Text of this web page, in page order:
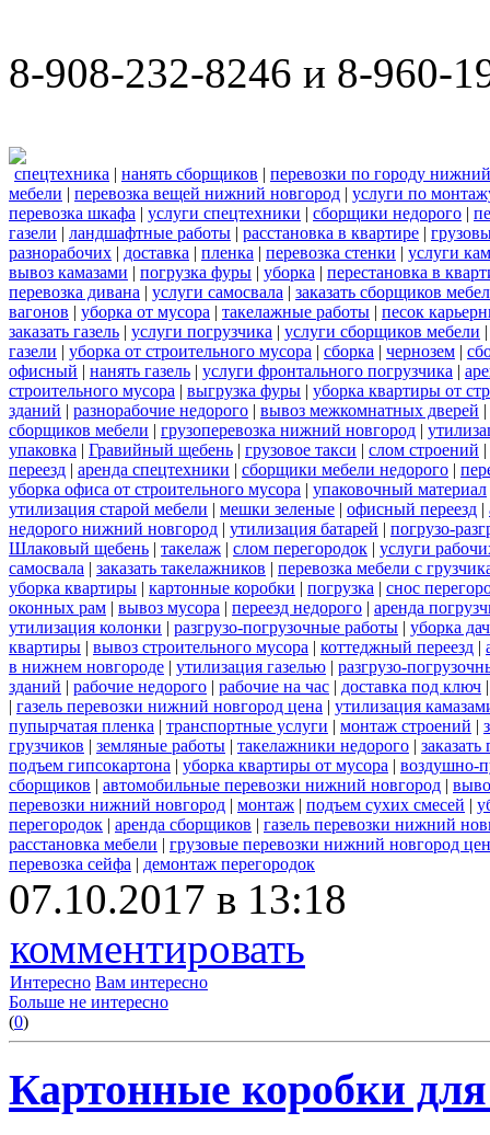
8-908-232-8246 и 8-960-
спецтехника | нанять сборщиков | перевозки по городу
мебели | перевозка вещей нижний новгород | услуги по
перевозка шкафа | услуги спецтехники | сборщики недорого |
газели | ландшафтные работы | расстановка в квартире |
разнорабочих | доставка | пленка | перевозка стенки | услуги
вывоз камазами | погрузка фуры | уборка | перестановка в
перевозка дивана | услуги самосвала | заказать сборщиков
вагонов | уборка от мусора | такелажные работы | песок
заказать газель | услуги погрузчика | услуги сборщиков мебели
газели | уборка от строительного мусора | сборка | чернозем |
офисный | нанять газель | услуги фронтального погрузчика |
строительного мусора | выгрузка фуры | уборка квартиры от
зданий | разнорабочие недорого | вывоз межкомнатных дверей |
сборщиков мебели | грузоперевозка нижний новгород |
упаковка | Гравийный щебень | грузовое такси | слом строений |
переезд | аренда спецтехники | сборщики мебели недорого |
уборка офиса от строительного мусора | упаковочный материал
утилизация старой мебели | мешки зеленые | офисный переезд |
недорого нижний новгород | утилизация батарей | погрузо-
Шлаковый щебень | такелаж | слом перегородок | услуги
самосвала | заказать такелажников | перевозка мебели с
уборка квартиры | картонные коробки | погрузка | снос
оконных рам | вывоз мусора | переезд недорого | аренда
утилизация колонки | разгрузо-погрузочные работы | уборка
квартиры | вывоз строительного мусора | коттеджный переезд |
в нижнем новгороде | утилизация газелью | разгрузо-
зданий | рабочие недорого | рабочие на час | доставка под ключ
| газель перевозки нижний новгород цена | утилизация
пупырчатая пленка | транспортные услуги | монтаж строений |
грузчиков | земляные работы | такелажники недорого |
подъем гипсокартона | уборка квартиры от мусора | воздушно-
сборщиков | автомобильные перевозки нижний новгород |
перевозки нижний новгород | монтаж | подъем сухих смесей |
перегородок | аренда сборщиков | газель перевозки нижний
расстановка мебели | грузовые перевозки нижний новгород
перевозка сейфа | демонтаж перегородок
07.10.2017 в 13:18
комментировать
Интересно Вам интересно
Больше не интересно
(0)
Картонные коробки для